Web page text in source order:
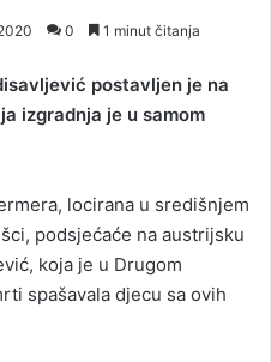
0 1 minut čitanja
postavljen je na
izgradnja je u samom
locirana u središnjem
podsjećaće na austrijsku
koja je u Drugom
spašavala djecu sa ovih